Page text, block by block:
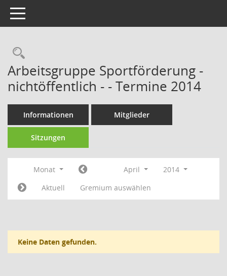
Toggle navigation
Rechercheauswahl
Arbeitsgruppe Sportförderung -
nichtöffentlich - - Termine 2014
Informationen Mitglieder
Sitzungen
Monat April
2014
Aktuell
Gremium auswählen
Keine Daten gefunden.